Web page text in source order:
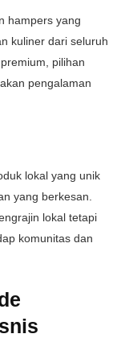
hampers yang
kuliner dari seluruh
pilihan
pengalaman
lokal yang unik
yang berkesan.
lokal tetapi
komunitas dan